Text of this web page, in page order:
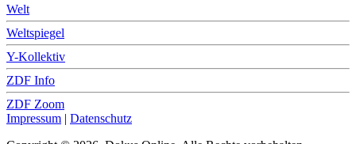
Welt
Weltspiegel
Y-Kollektiv
ZDF Info
ZDF Zoom
Impressum | Datenschutz